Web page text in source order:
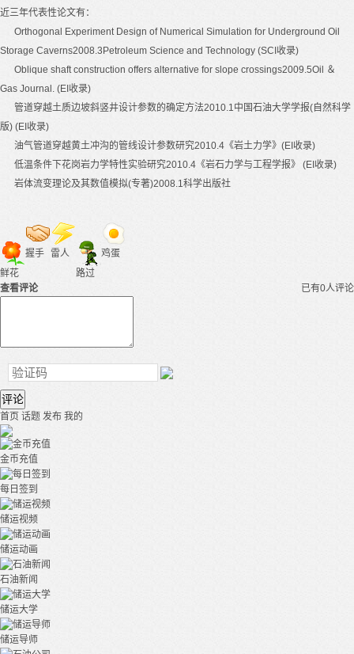
近三年代表性论文有：
Orthogonal Experiment Design of Numerical Simulation for Underground Oil
Storage Caverns2008.3Petroleum Science and Technology (SCI 收录)
Oblique shaft construction offers alternative for slope crossings2009.5Oil
＆
Gas Journal. (EI 收录)
管道穿越土质边坡斜竖井设计参数的确定方法2010.1中国石油大学学报( 自然科学
版) (EI 收录)
油气管道穿越黄土冲沟的管线设计参数研究2010.4 《岩土力学》 (EI 收录)
低温条件下花岗岩力学特性实验研究2010.4 《岩石力学与工程学报》 (EI 收录)
岩体流变理论及其数值模拟(专著)2008.1科学出版社
鲜花
握手
雷人
路过
鸡蛋
已有0人评论
查看评论
评论
首页 话题 发布 我的
金币充值
每日签到
储运视频
储运动画
石油新闻
储运大学
储运导师